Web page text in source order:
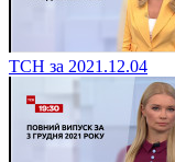
ТСН за 2021.12.04